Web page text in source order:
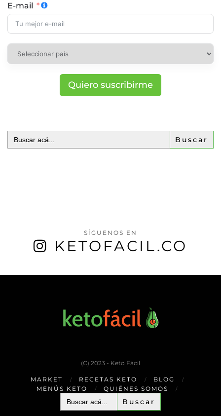
E-mail
Quiero suscribirme
Buscar:
SÍGUENOS EN
KETOFACIL.CO
(C) 2023 - Keto Fácil
MARKET RECETAS KETO
BLOG
MENÚS KETO
QUIÉNES SOMOS
Buscar: